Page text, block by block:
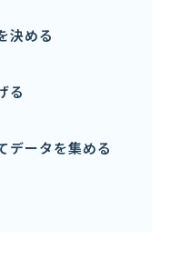
決める
る
データを集める